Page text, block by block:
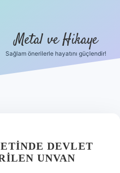
Metal ve Hikaye
Sağlam önerilerle hayatını güçlendir!
DEVLET
UNVAN